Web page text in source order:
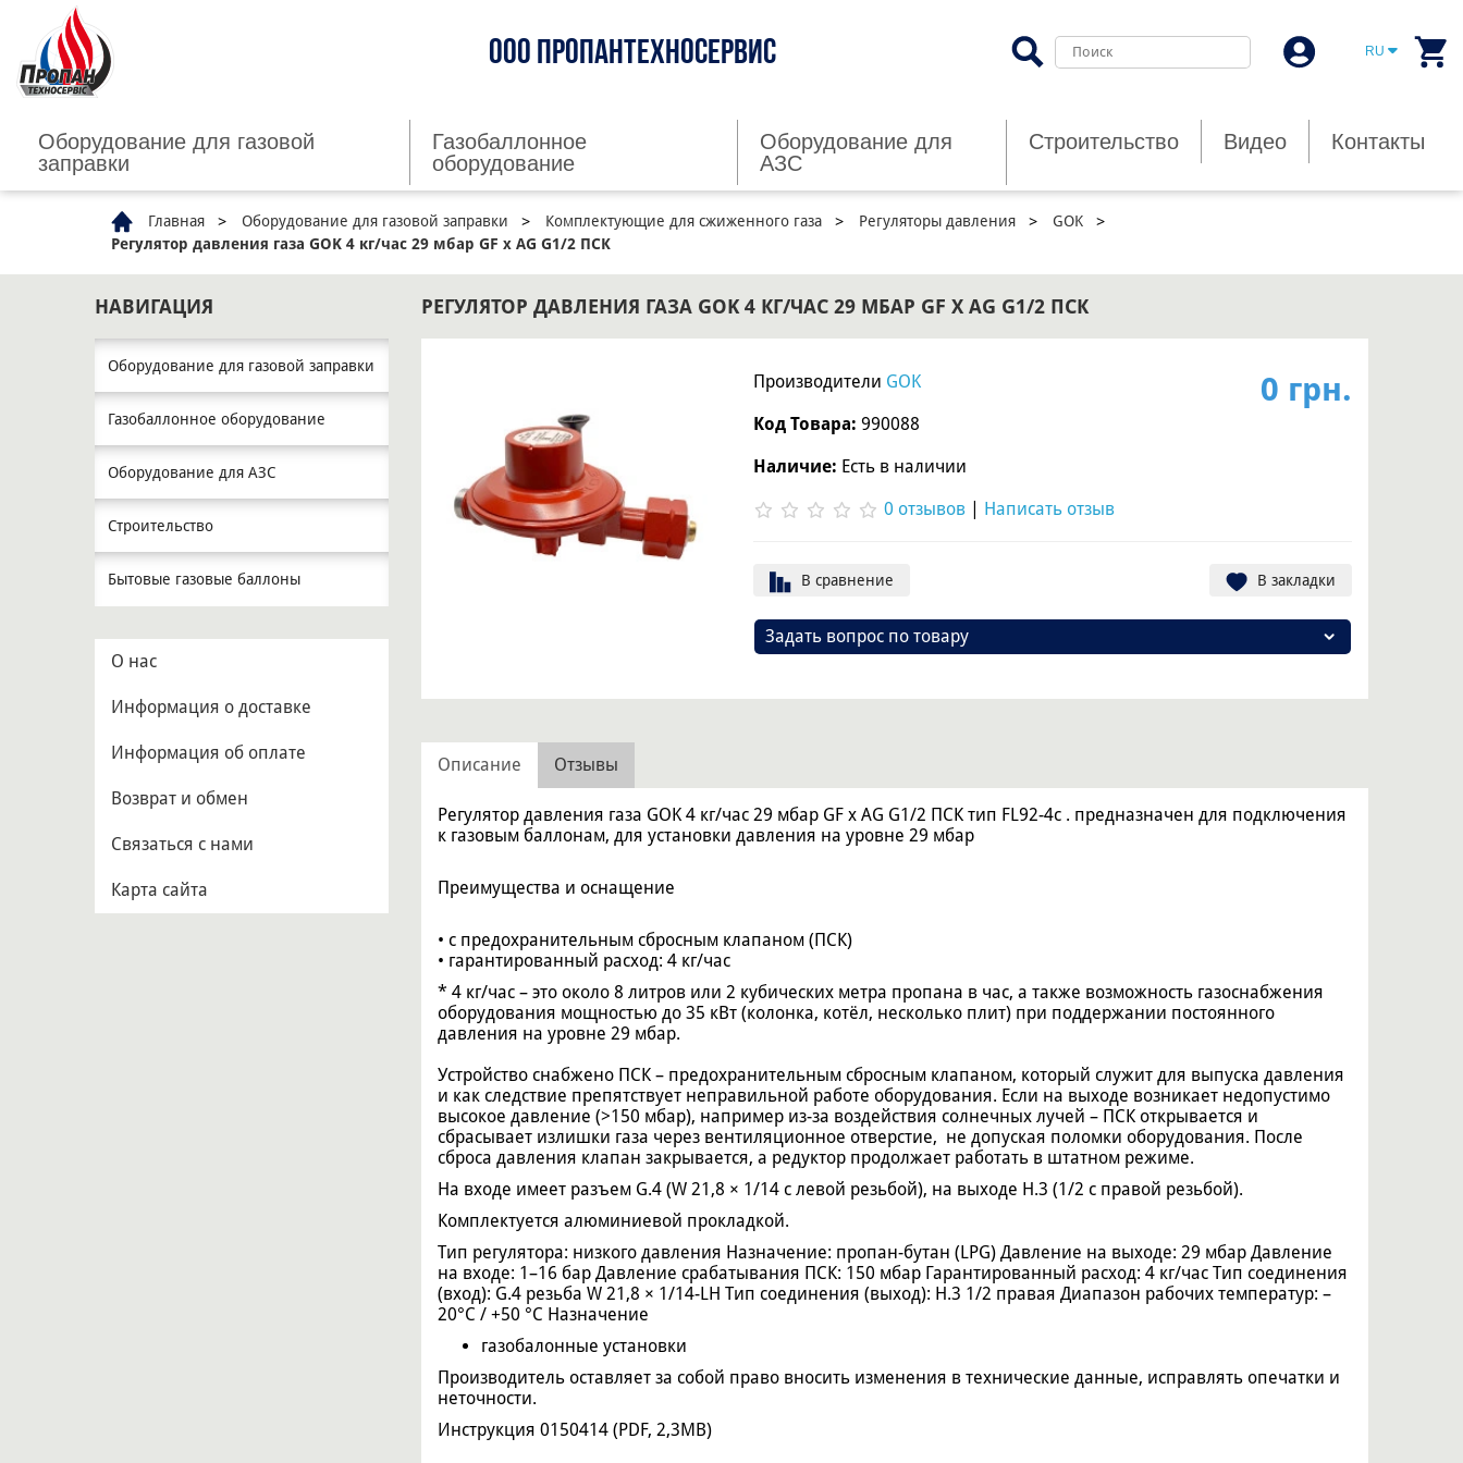
ООО ПРОПАНТЕХНОСЕРВИС
Оборудование для газовой
заправки
Газобаллонное
оборудование
Оборудование для
АЗС
Строительство Видео Контакты
RU
Главная Оборудование для газовой заправки Комплектующие для сжиженного газа Регуляторы давления
GOK
Регулятор давления газа GOK 4 кг/час 29 мбар GF x AG G1/2 ПСК
НАВИГАЦИЯ
Оборудование для газовой заправки
Газобаллонное оборудование
Оборудование для АЗС
Строительство
Бытовые газовые баллоны
О нас
Информация о доставке
Информация об оплате
Возврат и обмен
Связаться с нами
Карта сайта
РЕГУЛЯТОР ДАВЛЕНИЯ ГАЗА GOK 4 КГ/ЧАС 29 МБАР GF X AG G1/2 ПСК
0 грн.
Производители GOK
Код Товара: 990088
Наличие: Есть в наличии
0 отзывов| Написать отзыв
В сравнение В закладки
Задать вопрос по товару
Описание Отзывы
Регулятор давления газа GOK 4 кг/час 29 мбар GF x AG G1/2 ПСК тип FL92-4с . предназначен для подключения
к газовым баллонам, для установки давления на уровне 29 мбар
Преимущества и оснащение
• с предохранительным сбросным клапаном (ПСК)
• гарантированный расход: 4 кг/час
* 4 кг/час – это около 8 литров или 2 кубических метра пропана в час, а также возможность газоснабжения
оборудования мощностью до 35 кВт (колонка, котёл, несколько плит) при поддержании постоянного
давления на уровне 29 мбар.
Устройство снабжено ПСК – предохранительным сбросным клапаном, который служит для выпуска давления
и как следствие препятствует неправильной работе оборудования. Если на выходе возникает недопустимо
высокое давление (>150 мбар), например из-за воздействия солнечных лучей – ПСК открывается и
сбрасывает излишки газа через вентиляционное отверстие, не допуская поломки оборудования. После
сброса давления клапан закрывается, а редуктор продолжает работать в штатном режиме.
На входе имеет разъем G.4 (W 21,8 × 1/14 с левой резьбой), на выходе H.3 (1/2 c правой резьбой).
Комплектуется алюминиевой прокладкой.
Тип регулятора: низкого давления Назначение: пропан-бутан (LPG) Давление на выходе: 29 мбар Давление
на входе: 1–16 бар Давление срабатывания ПСК: 150 мбар Гарантированный расход: 4 кг/час Тип соединения
(вход): G.4 резьба W 21,8 × 1/14-LH Тип соединения (выход): H.3 1/2 правая Диапазон рабочих температур: –
20°C / +50 °C Назначение
газобалонные установки
Производитель оставляет за собой право вносить изменения в технические данные, исправлять опечатки и
неточности.
Инструкция 0150414 (PDF, 2,3MB)